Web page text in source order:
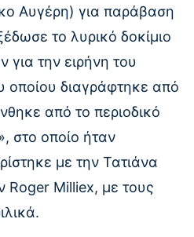
Αυγέρη) για παράβαση
το λυρικό δοκίμιο
για την ειρήνη του
οποίου διαγράφτηκε από
από το περιοδικό
στο οποίο ήταν
με την Τατιάνα
Roger Milliex, με τους